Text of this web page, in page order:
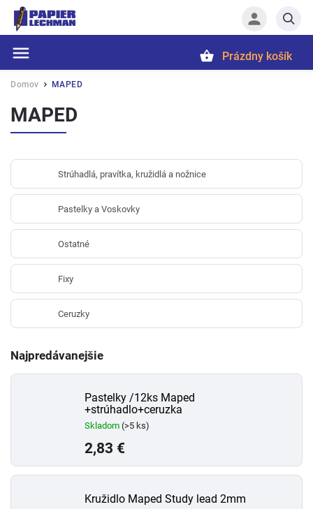
Prázdny košík
Domov / MAPED
MAPED
Strúhadlá, pravítka, kružidlá a nožnice
Pastelky a Voskovky
Ostatné
Fixy
Ceruzky
Najpredávanejšie
Pastelky /12ks Maped
+strúhadlo+ceruzka
Skladom (>5 ks)
2,83 €
Kružidlo Maped Study lead 2mm